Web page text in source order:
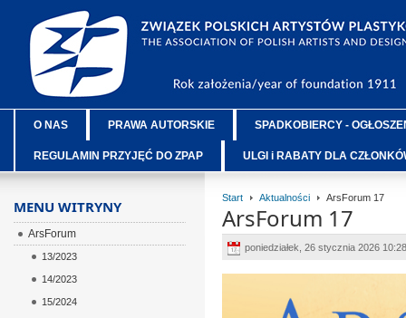
O NAS PRAWA AUTORSKIE SPADKOBIERCY -
REGULAMIN PRZYJĘĆ DO ZPAP ULGI i RABATY DLA
Start Aktualności ArsForum 17
ArsForum 17
poniedziałek, 26 stycznia 2026
MENU WITRYNY
ArsForum
13/2023
14/2023
15/2024